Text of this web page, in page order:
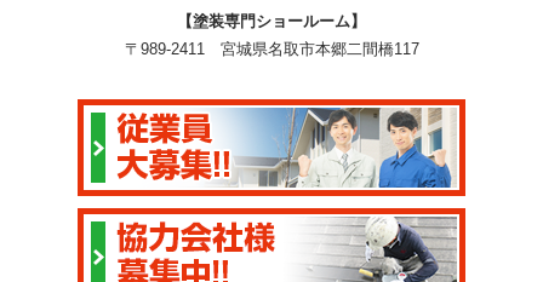
【塗装専門ショールーム】
〒989-2411 宮城県名取市本郷二間橋117